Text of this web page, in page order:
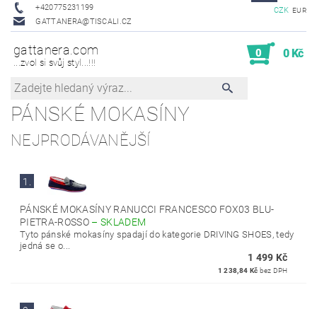
+420775231199
GATTANERA@TISCALI.CZ
CZK EUR
gattanera.com
...zvol si svůj styl...!!!
0 0 Kč
PÁNSKÉ MOKASÍNY
NEJPRODÁVANĚJŠÍ
1.
PÁNSKÉ MOKASÍNY RANUCCI FRANCESCO FOX03 BLU-
PIETRA-ROSSO – SKLADEM
Tyto pánské mokasíny spadají do kategorie DRIVING SHOES, tedy
jedná se o...
1 499 Kč
1 238,84 Kč bez DPH